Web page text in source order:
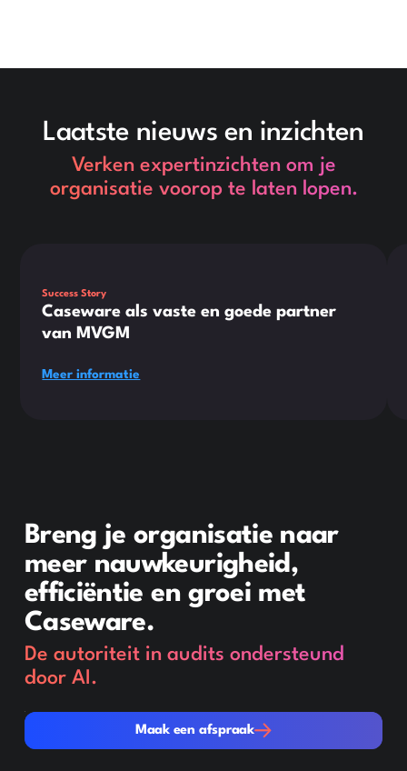
Laatste nieuws en inzichten
Verken expertinzichten om je
organisatie voorop te laten lopen.
Success Story
Caseware als vaste en goede partner
van MVGM
Meer informatie
Breng je organisatie naar
meer nauwkeurigheid,
efficiëntie en groei met
Caseware.
De autoriteit in audits ondersteund
door AI.
Maak een afspraak
Maak een afspraak